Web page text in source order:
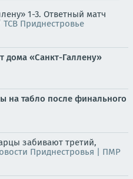
1-3. Ответный матч
ТСВ Приднестровье
дома «Санкт-Галлену»
на табло после финального
забивают третий,
Приднестровья | ПМР